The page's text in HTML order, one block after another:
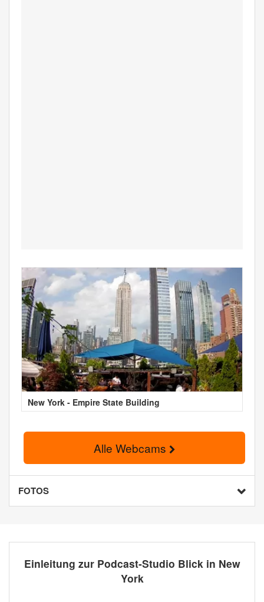
New York - Empire State Building
Alle Webcams
FOTOS
Einleitung zur Podcast-Studio Blick in New
York